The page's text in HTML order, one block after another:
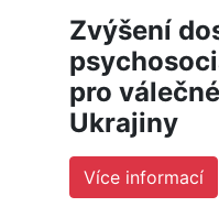
Zvýšení
pro
Ukrajiny
Více informací